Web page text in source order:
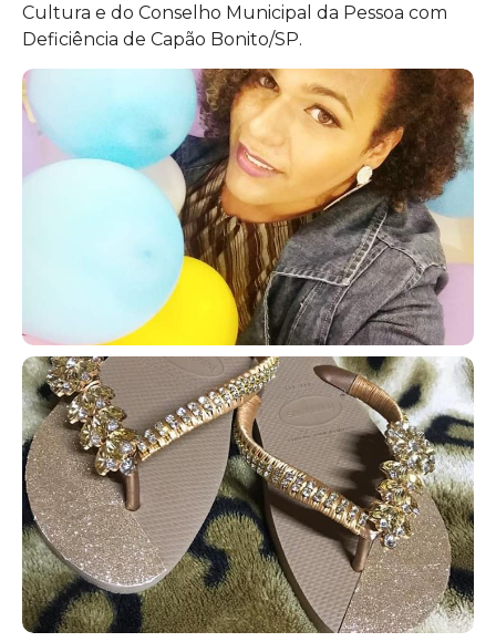
Cultura e do Conselho Municipal da Pessoa com
Deficiência de Capão Bonito/SP.